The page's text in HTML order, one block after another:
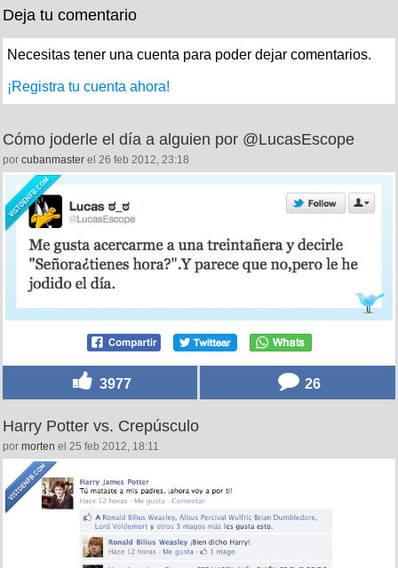
Deja tu comentario
Necesitas tener una cuenta para poder dejar comentarios.
¡Registra tu cuenta ahora!
Cómo joderle el día a alguien por @LucasEscope
por cubanmaster el 26 feb 2012, 23:18
3977 26
Harry Potter vs. Crepúsculo
por morten el 25 feb 2012, 18:11